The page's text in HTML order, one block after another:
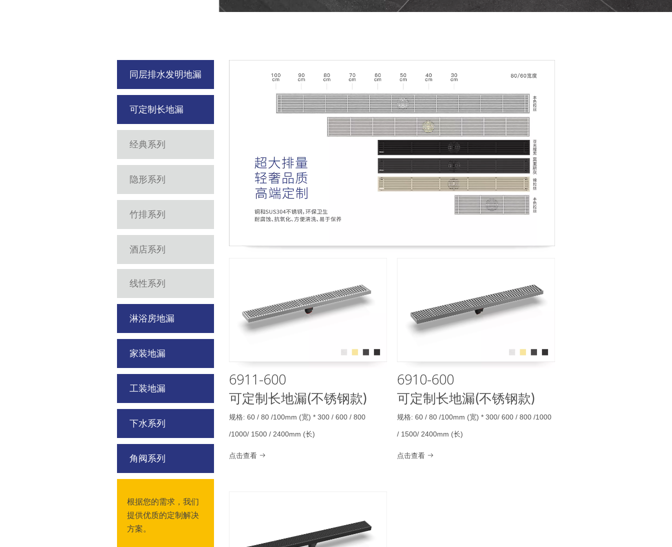
同层排水发明地漏
可定制长地漏
经典系列
隐形系列
竹排系列
酒店系列
线性系列
淋浴房地漏
家装地漏
工装地漏
下水系列
角阀系列
根据您的需求，我们
提供优质的定制解决
方案。
6911-600
可定制长地漏(不锈钢款)
规格: 60 / 80 /100mm (宽) * 300 / 600 / 800
/1000/ 1500 / 2400mm (长)
点击查看 
6910-600
可定制长地漏(不锈钢款)
规格: 60 / 80 /100mm (宽) * 300/ 600 / 800 /1000
/ 1500/ 2400mm (长)
点击查看 